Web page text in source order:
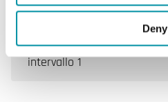
Deny
intervallo 2
Regolazione setpoint,
intervallo 1